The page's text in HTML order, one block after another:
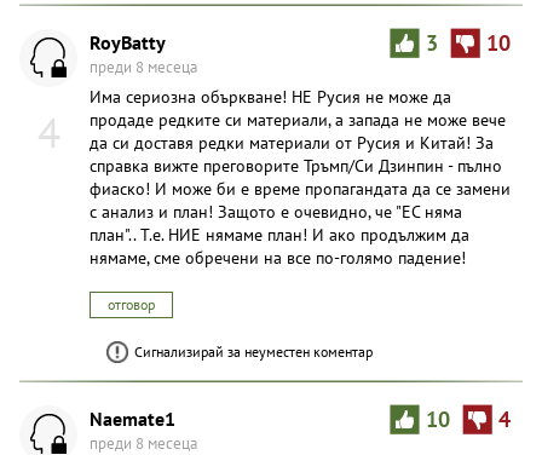
4
3 10
RoyBatty
преди 8 месеца
Има сериозна объркване! НЕ Русия не може да
продаде редките си материали, а запада не може вече
да си доставя редки материали от Русия и Китай! За
справка вижте преговорите Тръмп/Си Дзинпин - пълно
фиаско! И може би е време пропагандата да се замени
с анализ и план! Защото е очевидно, че "ЕС няма
план".. Т.е. НИЕ нямаме план! И ако продължим да
нямаме, сме обречени на все по-голямо падение!
отговор
Сигнализирай за неуместен коментар
10 4
Naemate1
преди 8 месеца